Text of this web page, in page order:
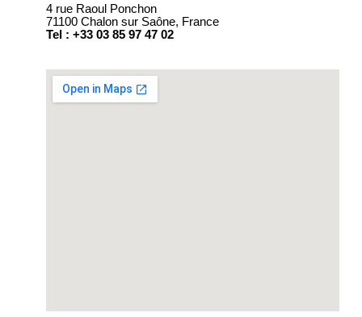
4 rue Raoul Ponchon
71100 Chalon sur Saône, France
Tel : +33 03 85 97 47 02